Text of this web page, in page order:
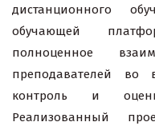
дистанционного
обучающей
полноценное
преподавателей во
контроль и
Реализованный